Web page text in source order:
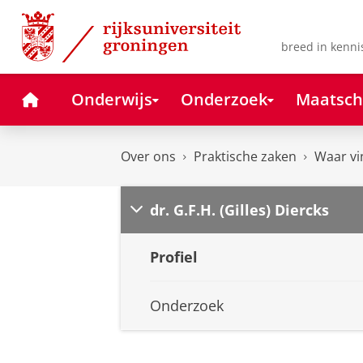
Skip
Content
Skip
Navigation
breed in
HomeOnderwijs Onderzoek
Over ons Praktische zaken Waar
dr. G.F.H. (Gilles) Diercks
Profiel
Onderzoek